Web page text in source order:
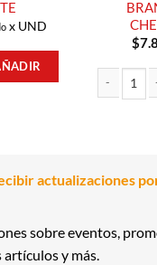
x UND
$
actualizaciones
sobre eventos,
artículos y más.